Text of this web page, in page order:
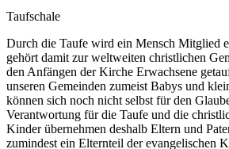
Taufschale
Durch die Taufe wird ein Mensch Mitglied
gehört damit zur weltweiten christlichen
den Anfängen der Kirche Erwachsene
unseren Gemeinden zumeist Babys und
können sich noch nicht selbst für den
Verantwortung für die Taufe und die
Kinder übernehmen deshalb Eltern und
zumindest ein Elternteil der evangelischen